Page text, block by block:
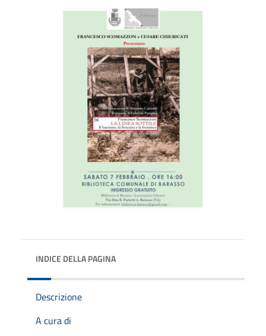
INDICE DELLA PAGINA
Descrizione
A cura di